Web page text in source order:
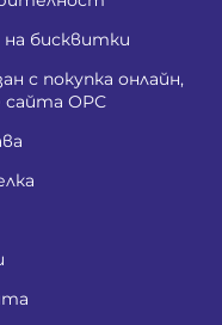
на бисквитки
с покупка онлайн,
сайта ОРС